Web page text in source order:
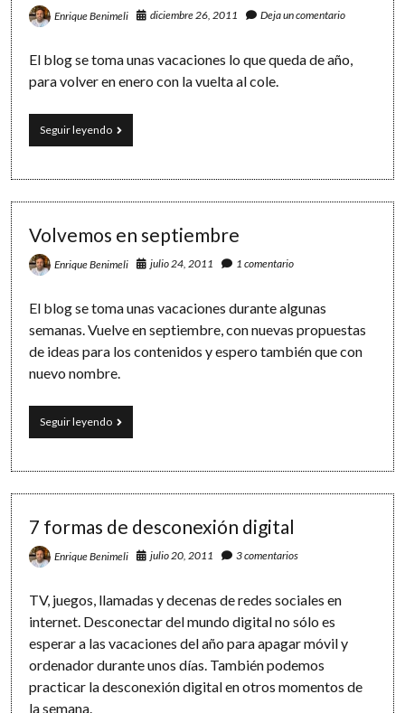
Enrique Benimeli diciembre 26, 2011 Deja un comentario
El blog se toma unas vacaciones lo que queda de año,
para volver en enero con la vuelta al cole.
Seguir leyendoVolvemos
en
Volvemos en septiembre
Enrique Benimeli julio 24, 2011 1 comentario
El blog se toma unas vacaciones durante algunas
semanas. Vuelve en septiembre, con nuevas propuestas
de ideas para los contenidos y espero también que con
nuevo nombre.
Seguir leyendoVolvemos
en
7 formas de desconexión digital
Enrique Benimeli julio 20, 2011 3 comentarios
TV, juegos, llamadas y decenas de redes sociales en
internet. Desconectar del mundo digital no sólo es
esperar a las vacaciones del año para apagar móvil y
ordenador durante unos días. También podemos
practicar la desconexión digital en otros momentos de
la semana.